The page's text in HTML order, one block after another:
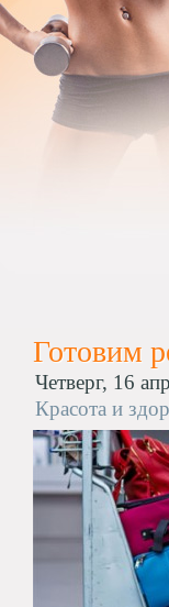
Готовим
Четверг, 16
Красота и